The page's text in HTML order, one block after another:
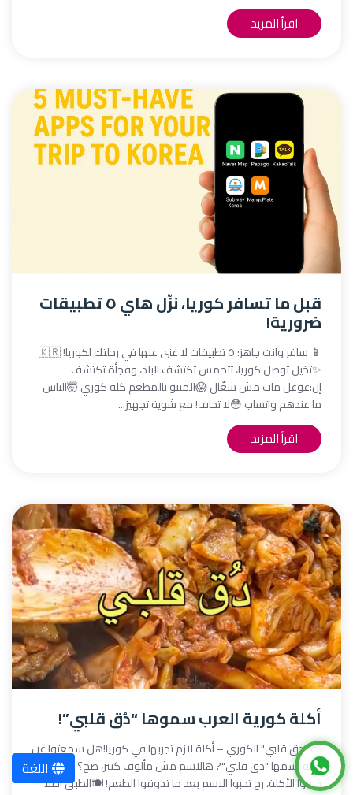
اقرأ المزيد
قبل ما تسافر كوريا، نزّل هاي ٥ تطبيقات
ضرورية!
📱 سافر وانت جاهز: ٥ تطبيقات لا غنى عنها في رحلتك لكوريا! 🇰🇷
✨تخيل توصل كوريا، تتحمس تكتشف البلد، وفجأة تكتشف
إن:غوغل ماب مش شغّال 😱المنيو بالمطعم كله كوري 🤯الناس
ما عندهم واتساب 😳لا تخاف! مع شوية تجهيز...
اقرأ المزيد
أكلة كورية العرب سموها “دُق قلبي”!
🍗 "دق قلبي" الكوري – أكلة لازم تجربها في كوريا!هل سمعتوا عن
أكلة اسمها "دق قلبي"? هالاسم مش مألوف كتير، صح؟ بس لو
جربتوا الأكلة، رح تحبوا الاسم بعد ما تذوقوا الطعم! 🍽️الطبق أصلاً